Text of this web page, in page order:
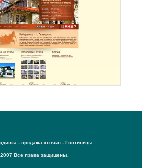
- продажа хозяин - Гостиницы
Все права защищены.